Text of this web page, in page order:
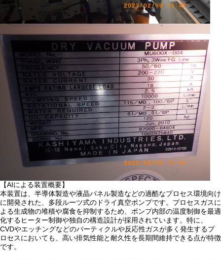
【AIによる装置概要】
本装置は、半導体製造や液晶パネル製造などの過酷なプロセス環境向け
に開発された、多段ルーツ式のドライ真空ポンプです。プロセスガスに
よる生成物の堆積や腐食を抑制するため、ポンプ内部の温度制御を最適
化するヒーター制御や独自の構造設計が採用されています。特に、
CVDやエッチングなどのパーティクルや反応性ガスが多く発生するプ
ロセスにおいても、高い排気性能と耐久性を長期間維持できる点が特徴
です。